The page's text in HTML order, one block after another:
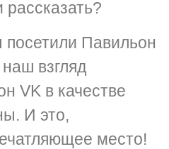
посетили Павильон
взгляд
VK в качестве
И это,
место!